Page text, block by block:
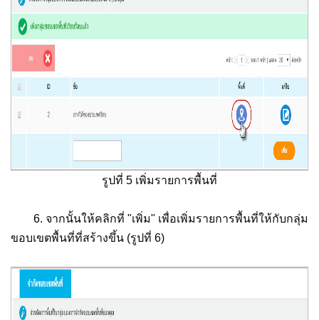
รูปที่ 5 เพิ่มรายการพื้นที่
6. จากนั้นให้คลิกที่ "เพิ่ม" เพื่อเพิ่มรายการพื้นที่ให้กับกลุ่ม
ขอบเขตพื้นที่ที่สร้างขึ้น (รูปที่ 6)